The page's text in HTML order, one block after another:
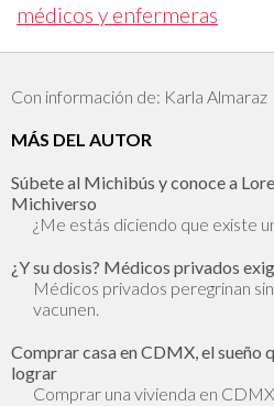
médicos y enfermeras
Con información de: Karla Almaraz
MÁS DEL AUTOR
Súbete al Michibús y conoce a
Michiverso
¿Me estás diciendo que existe
¿Y su dosis? Médicos privados
Médicos privados peregrinan
vacunen.
Comprar casa en CDMX, el sueño
lograr
Comprar una vivienda en